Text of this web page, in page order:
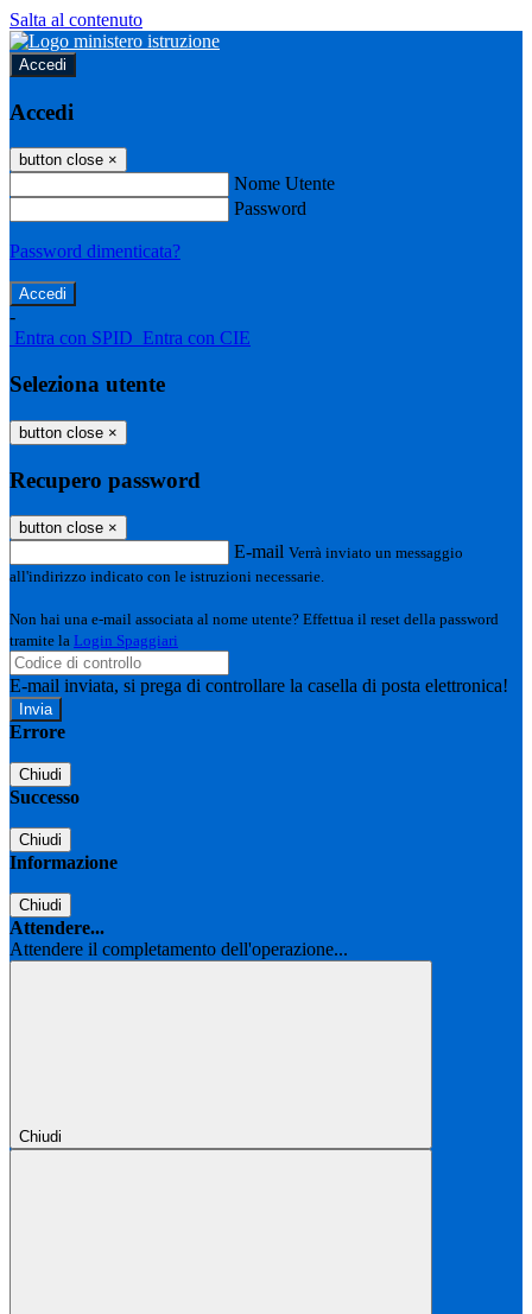
Salta al contenuto
Accedi
Accedi
button close ×
Nome Utente
Password
Password dimenticata?
-
Entra con SPID Entra con CIE
Seleziona utente
button close ×
Recupero password
button close ×
E-mail Verrà inviato un messaggio
all'indirizzo indicato con le istruzioni necessarie.
Non hai una e-mail associata al nome utente? Effettua il reset della password
tramite la Login Spaggiari
E-mail inviata, si prega di controllare la casella di posta elettronica!
Errore
Chiudi
Successo
Chiudi
Informazione
Chiudi
Attendere...
Attendere il completamento dell'operazione...
Chiudi